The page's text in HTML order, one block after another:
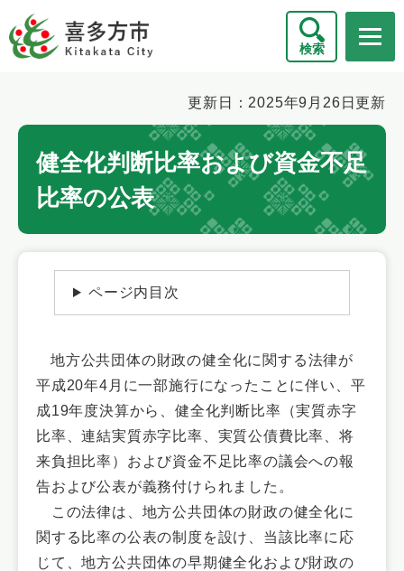
ー
ジ
検索
文
更新日：2025年9月26日更新
健全化判断比率および資金不足
比率の公表
ページ内目次
地方公共団体の財政の健全化に関する法律が
平成20年4月に一部施行になったことに伴い、平
成19年度決算から、健全化判断比率（実質赤字
比率、連結実質赤字比率、実質公債費比率、将
来負担比率）および資金不足比率の議会への報
告および公表が義務付けられました。
この法律は、地方公共団体の財政の健全化に
関する比率の公表の制度を設け、当該比率に応
じて、地方公共団体の早期健全化および財政の